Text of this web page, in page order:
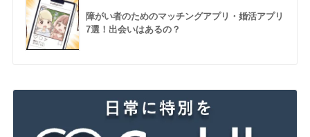
障がい者のためのマッチングアプリ・婚活アプリ
7選！出会いはあるの？